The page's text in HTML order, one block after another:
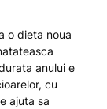
o dieta noua
anului e
cu
ajuta sa